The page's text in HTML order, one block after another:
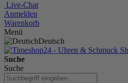
Live-Chat
Anmelden
Warenkorb
Menü
Deutsch
Suche
Suche